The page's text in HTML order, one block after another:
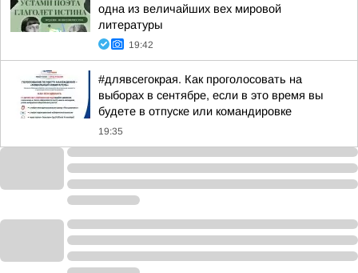
одна из величайших вех мировой
литературы
19:42
#длявсегокрая. Как проголосовать на
выборах в сентябре, если в это время вы
будете в отпуске или командировке
19:35